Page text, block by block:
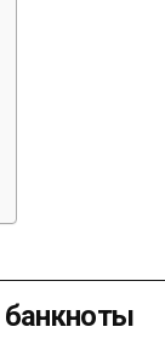
банкноты